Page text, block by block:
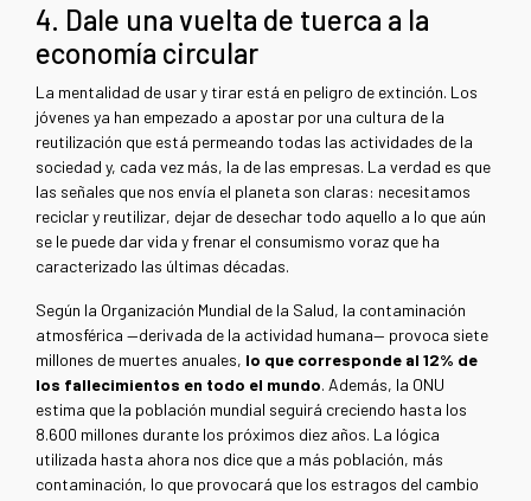
4. Dale una vuelta de tuerca a la
economía circular
La mentalidad de usar y tirar está en peligro de extinción. Los
jóvenes ya han empezado a apostar por una cultura de la
reutilización que está permeando todas las actividades de la
sociedad y, cada vez más, la de las empresas. La verdad es que
las señales que nos envía el planeta son claras: necesitamos
reciclar y reutilizar, dejar de desechar todo aquello a lo que aún
se le puede dar vida y frenar el consumismo voraz que ha
caracterizado las últimas décadas.
Según la Organización Mundial de la Salud, la contaminación
atmosférica —derivada de la actividad humana— provoca siete
millones de muertes anuales, lo que corresponde al 12% de
los fallecimientos en todo el mundo. Además, la ONU
estima que la población mundial seguirá creciendo hasta los
8.600 millones durante los próximos diez años. La lógica
utilizada hasta ahora nos dice que a más población, más
contaminación, lo que provocará que los estragos del cambio